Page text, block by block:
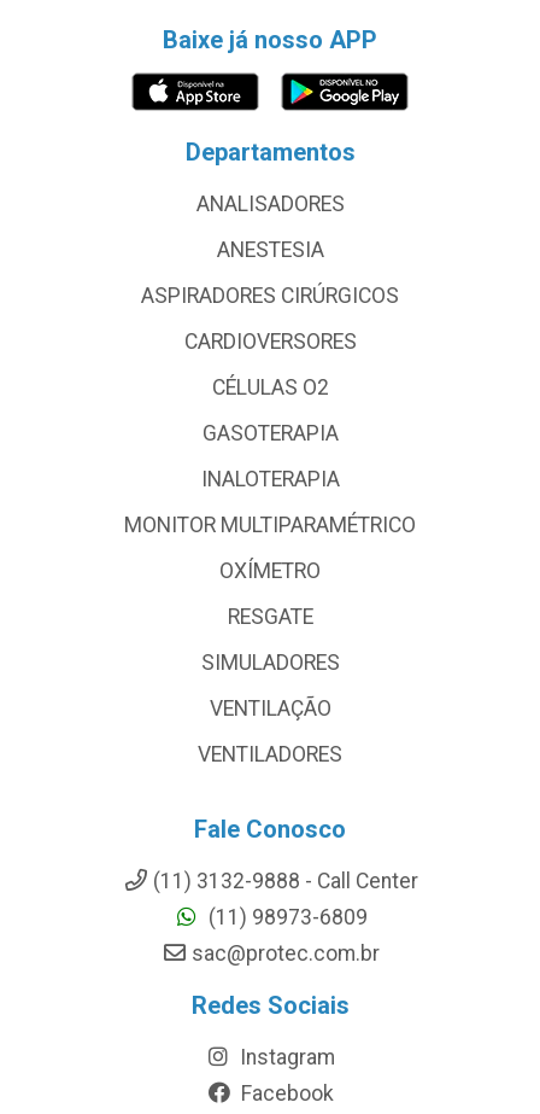
Baixe já nosso APP
Departamentos
ANALISADORES
ANESTESIA
ASPIRADORES CIRÚRGICOS
CARDIOVERSORES
CÉLULAS O2
GASOTERAPIA
INALOTERAPIA
MONITOR MULTIPARAMÉTRICO
OXÍMETRO
RESGATE
SIMULADORES
VENTILAÇÃO
VENTILADORES
Fale Conosco
(11) 3132-9888 - Call Center
(11) 98973-6809
sac@protec.com.br
Redes Sociais
Instagram
Facebook